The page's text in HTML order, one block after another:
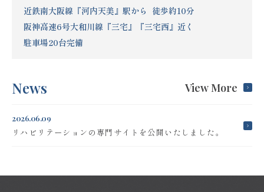
近鉄南大阪線『河内天美』駅から 徒歩約10分
阪神高速6号大和川線『三宅』『三宅西』近く
駐車場20台完備
News View More
2026.06.09
リハビリテーションの専門サイトを公開いたしました。